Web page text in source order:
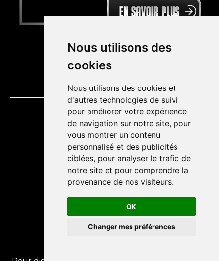
Nous utilisons des
cookies
Nous utilisons des cookies et
d'autres technologies de suivi
pour améliorer votre expérience
de navigation sur notre site, pour
vous montrer un contenu
personnalisé et des publicités
ciblées, pour analyser le trafic de
notre site et pour comprendre la
provenance de nos visiteurs.
OK
Changer mes préférences
Appel